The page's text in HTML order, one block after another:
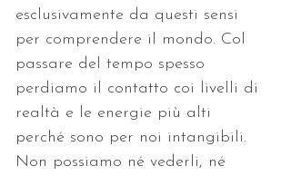
esclusivamente da questi sensi
per comprendere il mondo. Col
passare del tempo spesso
perdiamo il contatto coi livelli di
realtà e le energie più alti
perché sono per noi intangibili.
Non possiamo né vederli, né